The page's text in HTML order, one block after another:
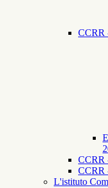
CCRR
CCRR
CCRR
L'istituto